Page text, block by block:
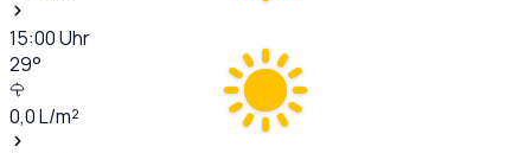
15:00Uhr
29°
0,0L/m²